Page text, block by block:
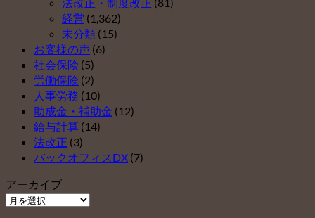
経営 (1,362)
未分類 (15)
お客様の声 (6)
社会保険 (5)
労働保険 (2)
人事労務 (10)
助成金・補助金 (12)
給与計算 (14)
法改正 (3)
バックオフィスDX (7)
アーカイブ
ア